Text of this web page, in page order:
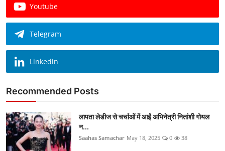
Youtube
Telegram
Linkedin
Recommended Posts
लापता लेडीज से चर्चाओं में आईं अभिनेत्री नितांशी गोयल
न...
Saahas Samachar May 18, 2025 0 38